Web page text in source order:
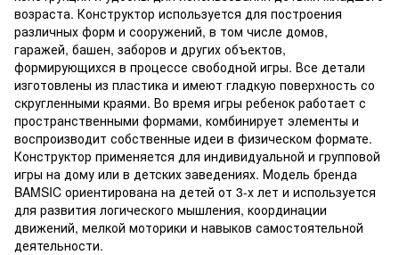
возраста. Конструктор используется для построения
различных форм и сооружений, в том числе домов,
гаражей, башен, заборов и других объектов,
формирующихся в процессе свободной игры. Все детали
изготовлены из пластика и имеют гладкую поверхность со
скругленными краями. Во время игры ребенок работает с
пространственными формами, комбинирует элементы и
воспроизводит собственные идеи в физическом формате.
Конструктор применяется для индивидуальной и групповой
игры на дому или в детских заведениях. Модель бренда
BAMSIC ориентирована на детей от 3-х лет и используется
для развития логического мышления, координации
движений, мелкой моторики и навыков самостоятельной
деятельности.